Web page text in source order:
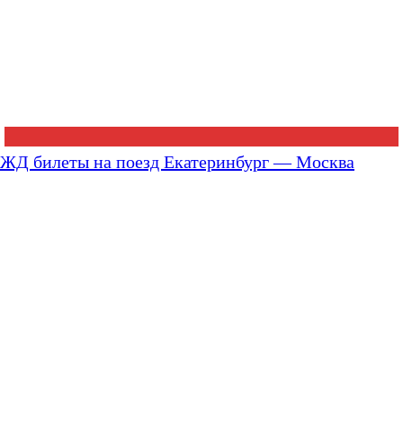
ЖД билеты на поезд Екатеринбург — Москва